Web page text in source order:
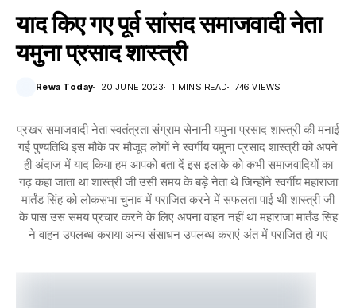
याद किए गए पूर्व सांसद समाजवादी नेता
यमुना प्रसाद शास्त्री
Rewa Today 20 JUNE 2023 1 MINS READ 746 VIEWS
प्रखर समाजवादी नेता स्वतंत्रता संग्राम सेनानी यमुना प्रसाद शास्त्री की मनाई
गई पुण्यतिथि इस मौके पर मौजूद लोगों ने स्वर्गीय यमुना प्रसाद शास्त्री को अपने
ही अंदाज में याद किया हम आपको बता दें इस इलाके को कभी समाजवादियों का
गढ़ कहा जाता था शास्त्री जी उसी समय के बड़े नेता थे जिन्होंने स्वर्गीय महाराजा
मार्तंड सिंह को लोकसभा चुनाव में पराजित करने में सफलता पाई थी शास्त्री जी
के पास उस समय प्रचार करने के लिए अपना वाहन नहीं था महाराजा मार्तंड सिंह
ने वाहन उपलब्ध कराया अन्य संसाधन उपलब्ध कराएं अंत में पराजित हो गए